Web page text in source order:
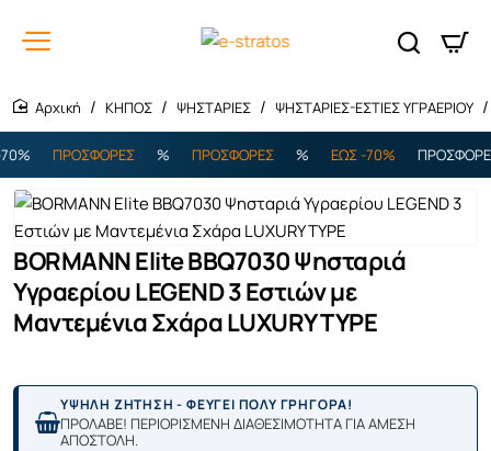
ΚΗΠΟΣ ΨΗΣΤΑΡΙΕΣ ΨΗΣΤΑΡΙΕΣ-ΕΣΤΙΕΣ ΥΓΡΑΕΡΙΟΥ
ΠΡΟΣΦΟΡΕΣ ΠΡΟΣΦΟΡΕΣ ΕΩΣ -70% ΠΡΟΣΦΟΡΕΣ
BORMANN Elite BBQ7030 Ψησταριά
Υγραερίου LEGEND 3 Εστιών με
Μαντεμένια Σχάρα LUXURY TYPE
ΥΨΗΛΗ ΖΗΤΗΣΗ - ΦΕΥΓΕΙ ΠΟΛΥ ΓΡΗΓΟΡΑ!
ΠΡΟΛΑΒΕ! ΠΕΡΙΟΡΙΣΜΕΝΗ ΔΙΑΘΕΣΙΜΟΤΗΤΑ ΓΙΑ ΑΜΕΣΗ
ΑΠΟΣΤΟΛΗ.